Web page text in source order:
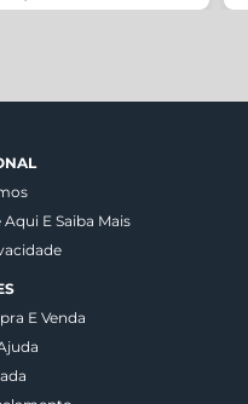
E Saiba Mais
E Venda